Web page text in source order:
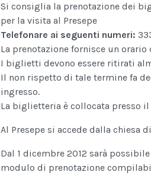
Si consiglia la prenotazione dei
per la visita al Presepe
Telefonare ai seguenti numeri:
La prenotazione fornisce un
I biglietti devono essere ritirati
Il non rispetto di tale termine fa
ingresso.
La biglietteria è collocata presso
Al Presepe si accede dalla chiesa
Dal 1 dicembre 2012 sarà
modulo di prenotazione